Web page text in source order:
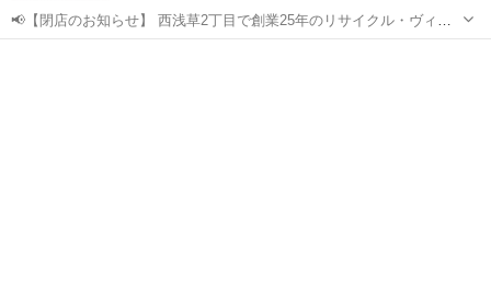
📢【閉店のお知らせ】 西浅草2丁目で創業25年のリサイクル・ヴィン
テージショップ 「Garage Sale（ガレージセール）」が 8月10日で閉